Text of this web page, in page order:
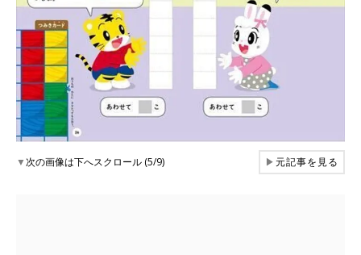
▼次の画像は下へスクロール (5/9) ▶元記事を見る